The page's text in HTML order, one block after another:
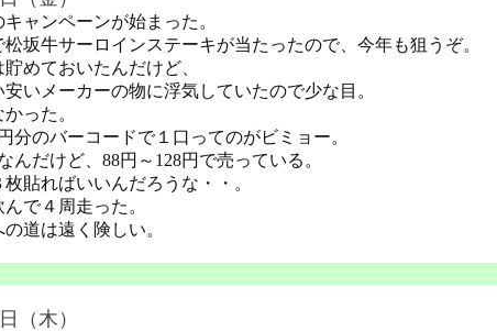
ャンペーンが始まった。
坂牛サーロインステーキが当たったので、今年も狙うぞ。
めておいたんだけど、
いメーカーの物に浮気していたので少な目。
った。
分のバーコードで１口ってのがビミョー。
んだけど、88円～128円で売っている。
貼ればいいんだろうな・・。
で４周走った。
道は遠く険しい。
（木）